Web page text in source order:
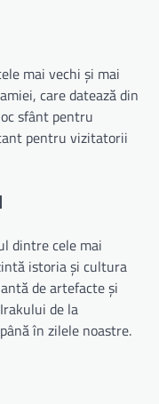
mai vechi și mai
care datează din
sfânt pentru
pentru vizitatorii
dintre cele mai
istoria și cultura
de artefacte și
de la
în zilele noastre.